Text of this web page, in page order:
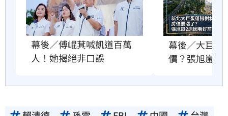
幕後／傅崐萁喊凱道百萬
人！她揭絕非口誤
幕後／大巨蛋
價？張旭嵐這